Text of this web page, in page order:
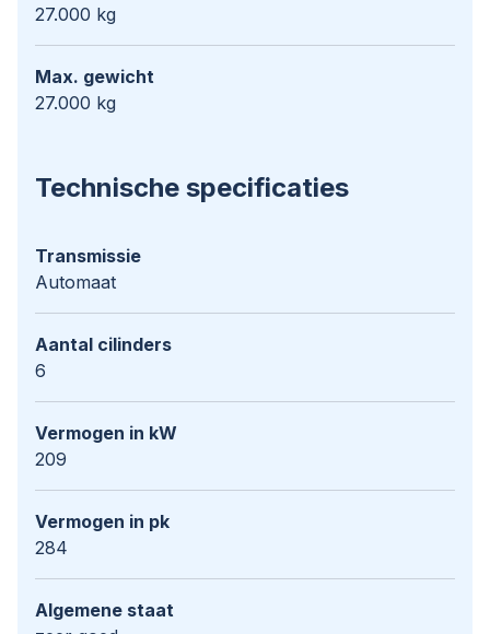
27.000 kg
Max. gewicht
27.000 kg
Technische specificaties
Transmissie
Automaat
Aantal cilinders
6
Vermogen in kW
209
Vermogen in pk
284
Algemene staat